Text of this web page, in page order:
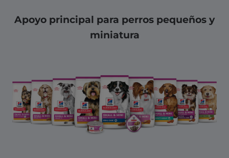
Apoyo principal para perros pequeños y
miniatura